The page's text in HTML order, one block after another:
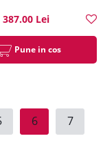
387.00 Lei
Pune in cos
6 7